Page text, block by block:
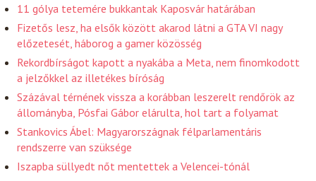
11 gólya tetemére bukkantak Kaposvár határában
Fizetős lesz, ha elsők között akarod látni a GTA VI nagy
előzetesét, háborog a gamer közösség
Rekordbírságot kapott a nyakába a Meta, nem finomkodott
a jelzőkkel az illetékes bíróság
Százával térnének vissza a korábban leszerelt rendőrök az
állományba, Pósfai Gábor elárulta, hol tart a folyamat
Stankovics Ábel: Magyarországnak félparlamentáris
rendszerre van szüksége
Iszapba süllyedt nőt mentettek a Velencei-tónál